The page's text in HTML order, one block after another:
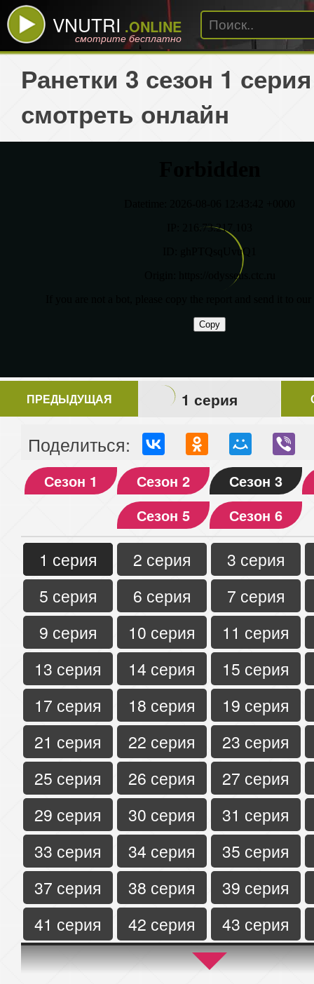
VNUTRI .ONLINE
смотрите бесплатно
Ранетки 3 сезон 1 серия
смотреть онлайн
ПРЕДЫДУЩАЯ 1 серия
Поделиться:
Сезон 1 Сезон 2
Сезон 3
Сезон 5
Сезон 6
1 серия 2 серия
3 серия
5 серия
6 серия
7 серия
9 серия
10 серия
11 серия
13 серия
14 серия
15 серия
17 серия
18 серия
19 серия
21 серия
22 серия
23 серия
25 серия
26 серия
27 серия
29 серия
30 серия
31 серия
33 серия
34 серия
35 серия
37 серия
38 серия
39 серия
41 серия
42 серия
43 серия
45 серия
46 серия
47 серия